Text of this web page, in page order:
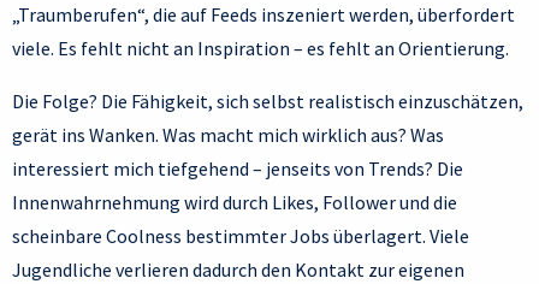
„Traumberufen“, die auf Feeds inszeniert werden, überfordert
viele. Es fehlt nicht an Inspiration – es fehlt an Orientierung.
Die Folge? Die Fähigkeit, sich selbst realistisch einzuschätzen,
gerät ins Wanken. Was macht mich wirklich aus? Was
interessiert mich tiefgehend – jenseits von Trends? Die
Innenwahrnehmung wird durch Likes, Follower und die
scheinbare Coolness bestimmter Jobs überlagert. Viele
Jugendliche verlieren dadurch den Kontakt zur eigenen